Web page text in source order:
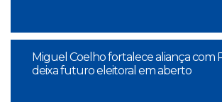
Miguel Coelho fortalece aliança com
deixa futuro eleitoral em aberto